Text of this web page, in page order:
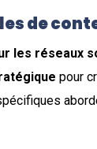
de
les réseaux
pour